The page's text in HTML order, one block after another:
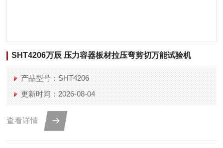
SHT4206万辰 压力容器板材拉压弯剪切万能试验机
产品型号：SHT4206
更新时间：2026-08-04
查看详情